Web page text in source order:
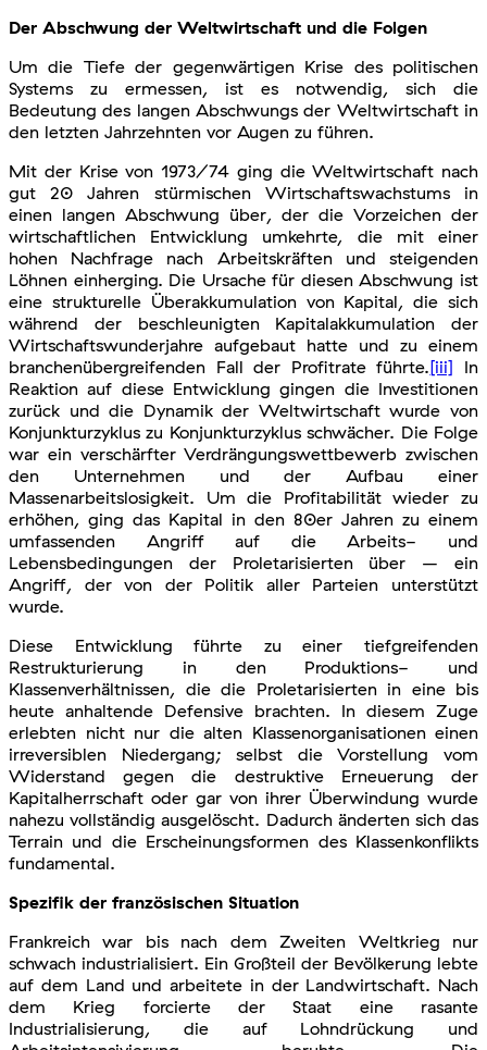
Der Abschwung der Weltwirtschaft und die Folgen
Um die Tiefe der gegenwärtigen Krise des politischen
Systems zu ermessen, ist es notwendig, sich die
Bedeutung des langen Abschwungs der Weltwirtschaft in
den letzten Jahrzehnten vor Augen zu führen.
Mit der Krise von 1973/74 ging die Weltwirtschaft nach
gut 20 Jahren stürmischen Wirtschaftswachstums in
einen langen Abschwung über, der die Vorzeichen der
wirtschaftlichen Entwicklung umkehrte, die mit einer
hohen Nachfrage nach Arbeitskräften und steigenden
Löhnen einherging. Die Ursache für diesen Abschwung ist
eine strukturelle Überakkumulation von Kapital, die sich
während der beschleunigten Kapitalakkumulation der
Wirtschaftswunderjahre aufgebaut hatte und zu einem
branchenübergreifenden Fall der Profitrate führte.[iii] In
Reaktion auf diese Entwicklung gingen die Investitionen
zurück und die Dynamik der Weltwirtschaft wurde von
Konjunkturzyklus zu Konjunkturzyklus schwächer. Die Folge
war ein verschärfter Verdrängungswettbewerb zwischen
den Unternehmen und der Aufbau einer
Massenarbeitslosigkeit. Um die Profitabilität wieder zu
erhöhen, ging das Kapital in den 80er Jahren zu einem
umfassenden Angriff auf die Arbeits- und
Lebensbedingungen der Proletarisierten über – ein
Angriff, der von der Politik aller Parteien unterstützt
wurde.
Diese Entwicklung führte zu einer tiefgreifenden
Restrukturierung in den Produktions- und
Klassenverhältnissen, die die Proletarisierten in eine bis
heute anhaltende Defensive brachten. In diesem Zuge
erlebten nicht nur die alten Klassenorganisationen einen
irreversiblen Niedergang; selbst die Vorstellung vom
Widerstand gegen die destruktive Erneuerung der
Kapitalherrschaft oder gar von ihrer Überwindung wurde
nahezu vollständig ausgelöscht. Dadurch änderten sich das
Terrain und die Erscheinungsformen des Klassenkonflikts
fundamental.
Spezifik der französischen Situation
Frankreich war bis nach dem Zweiten Weltkrieg nur
schwach industrialisiert. Ein Großteil der Bevölkerung lebte
auf dem Land und arbeitete in der Landwirtschaft. Nach
dem Krieg forcierte der Staat eine rasante
Industrialisierung, die auf Lohndrückung und